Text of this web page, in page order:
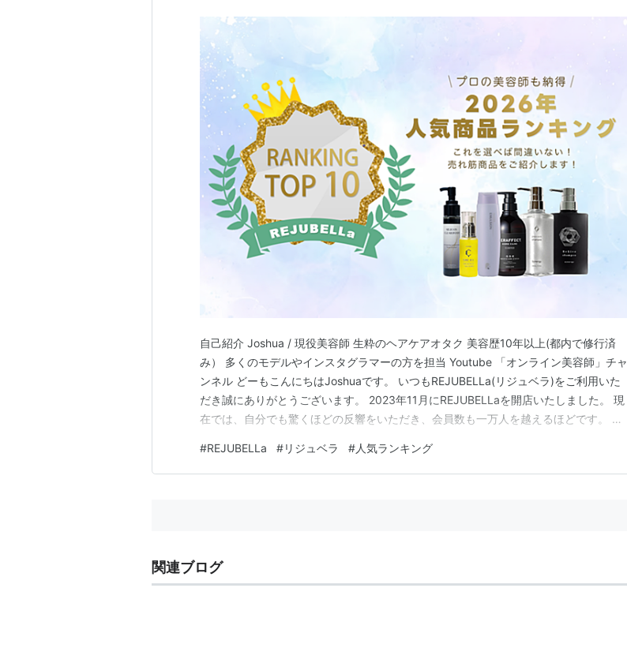
自己紹介 Joshua / 現役美容師 生粋のヘアケアオタク 美容歴10年以上(都内で修行済
み） 多くのモデルやインスタグラマーの方を担当 Youtube 「オンライン美容師」チャ
ンネル どーもこんにちはJoshuaです。 いつもREJUBELLa(リジュベラ)をご利用いた
だき誠にありがとうございます。 2023年11月にREJUBELLaを開店いたしました。 現
在では、自分でも驚くほどの反響をいただき、会員数も一万人を越えるほどです。 す
「リジュベラでの人気ランキングBEST 10」 このテーマでご紹介してい…
#REJUBELLa #リジュベラ #人気ランキング
関連ブログ